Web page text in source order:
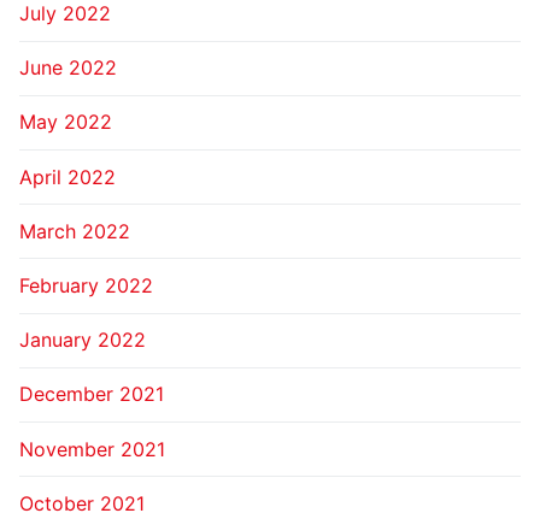
July 2022
June 2022
May 2022
April 2022
March 2022
February 2022
January 2022
December 2021
November 2021
October 2021